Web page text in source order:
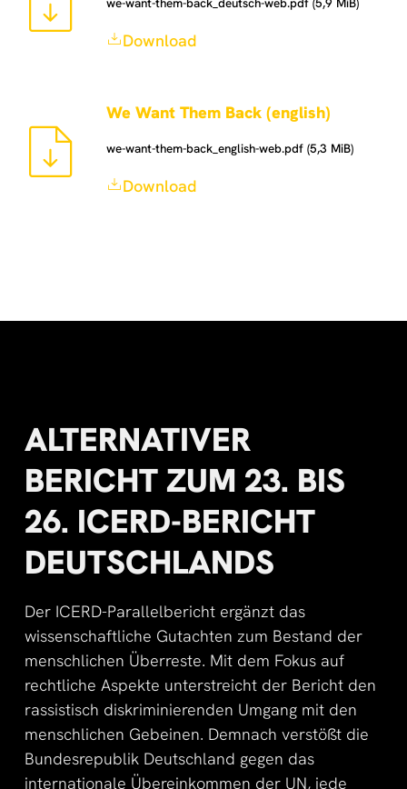
Download
We Want Them Back (english)
we-want-them-back_english-web.pdf (5,3 MiB)
Download
ALTERNATIVER
BERICHT ZUM 23. BIS
26. ICERD-BERICHT
DEUTSCHLANDS
Der ICERD-Parallelbericht ergänzt das
wissenschaftliche Gutachten zum Bestand der
menschlichen Überreste. Mit dem Fokus auf
rechtliche Aspekte unterstreicht der Bericht den
rassistisch diskriminierenden Umgang mit den
menschlichen Gebeinen. Demnach verstößt die
Bundesrepublik Deutschland gegen das
internationale Übereinkommen der UN, jede